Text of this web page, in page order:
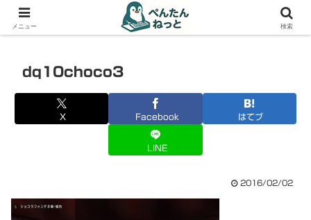
PCやガジェットの備忘録
dq10choco3
X Facebook はてブ
LINE
2016/02/02
メニュー 検索